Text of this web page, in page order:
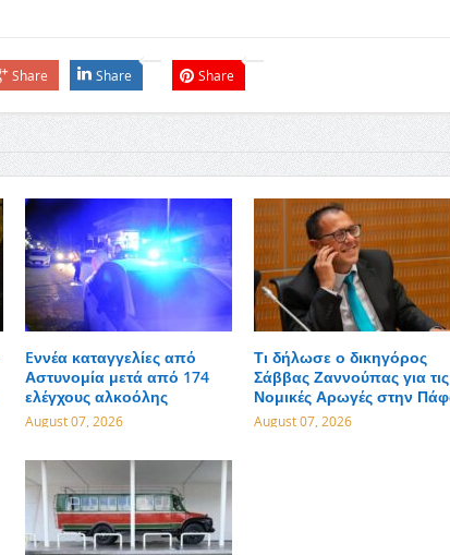
Share Share Share
Eννέα καταγγελίες από
Αστυνομία μετά από 174
ελέγχους αλκοόλης
August 07, 2026
Τι δήλωσε ο δικηγόρος
Σάββας Ζαννούπας για τις
Νομικές Αρωγές στην
August 07, 2026